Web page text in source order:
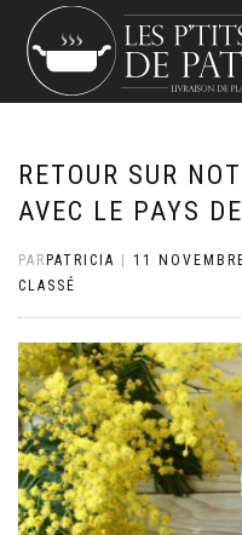
RETOUR SUR
AVEC LE PAYS
PAR PATRICIA 11
CLASSÉ